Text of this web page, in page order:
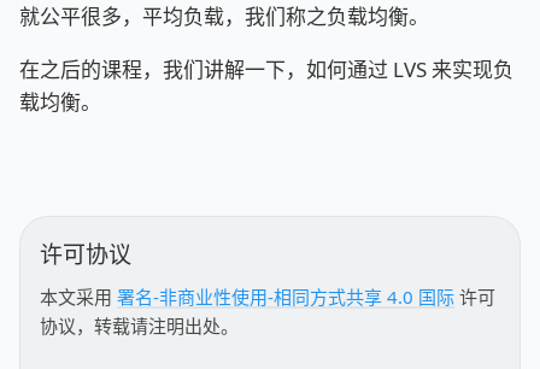
就公平很多，平均负载，我们称之负载均衡。
在之后的课程，我们讲解一下，如何通过 LVS 来实现负
载均衡。
许可协议
本文采用 署名-非商业性使用-相同方式共享 4.0 国际 许可
协议，转载请注明出处。